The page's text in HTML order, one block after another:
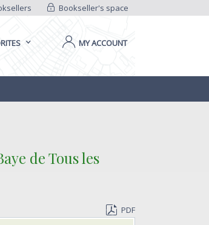
Bookseller's space
MY ACCOUNT
de Tous les
PDF